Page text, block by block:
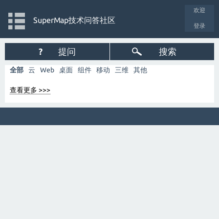
欢迎
登录
SuperMap技术问答社区
? 提问 搜索
全部 云 Web 桌面 组件 移动 三维 其他
查看更多 >>>